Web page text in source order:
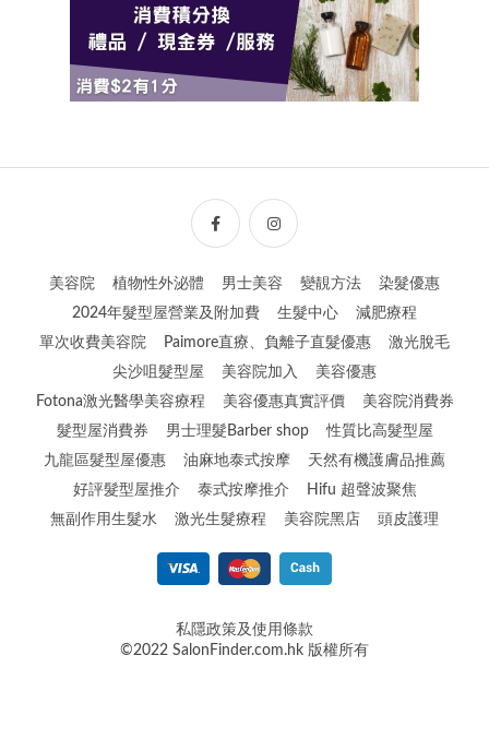
美容院 植物性外泌體 男士美容 變靚方法
染髮優惠
2024年髮型屋營業及附加費
生髮中心
減肥療程
單次收費美容院
Paimore直療、負離子直髮優惠
激光脫毛
尖沙咀髮型屋
美容院加入
美容優惠
Fotona激光醫學美容療程
美容優惠真實評價
美容院消費券
髮型屋消費券
男士理髮Barber shop
性質比高髮型屋
九龍區髮型屋優惠
油麻地泰式按摩
天然有機護膚品推薦
好評髮型屋推介
泰式按摩推介
Hifu 超聲波聚焦
無副作用生髮水
激光生髮療程 美容院黑店 頭皮護理
私隱政策及使用條款
©2022 SalonFinder.com.hk 版權所有